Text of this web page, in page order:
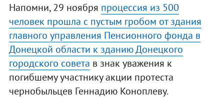
Напомни, 29 ноября процессия из 500
человек прошла с пустым гробом от здания
главного управления Пенсионного фонда в
Донецкой области к зданию Донецкого
городского совета в знак уважения к
погибшему участнику акции протеста
чернобыльцев Геннадию Коноплеву.